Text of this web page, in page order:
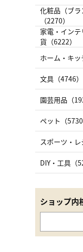
化粧品（ブラ
（2270）
家電・イン
貨（6222）
ホーム・キッ
文具（4746）
園芸用品（
ペット（5730
スポーツ・レ
DIY・工具（
ショップ内